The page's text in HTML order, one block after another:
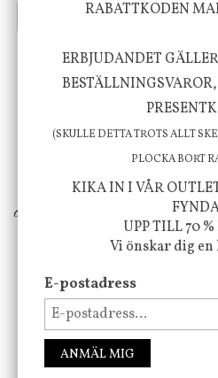
KÖP
Vi vill förmedla
välbefinnande för dig
inspiration från
erbjuder vi omsorgsfullt
ökar trivsel i ditt hem
att öka ditt
FÖLJ OSS PÅ
RABATTKODEN
ERBJUDANDET
(SKULLE DETTA TROTS ALLT
PLOCKA BORT
KIKA IN I VÅR
UPP TILL 70
Vi önskar dig
E-postadress
ANMÄL MIG